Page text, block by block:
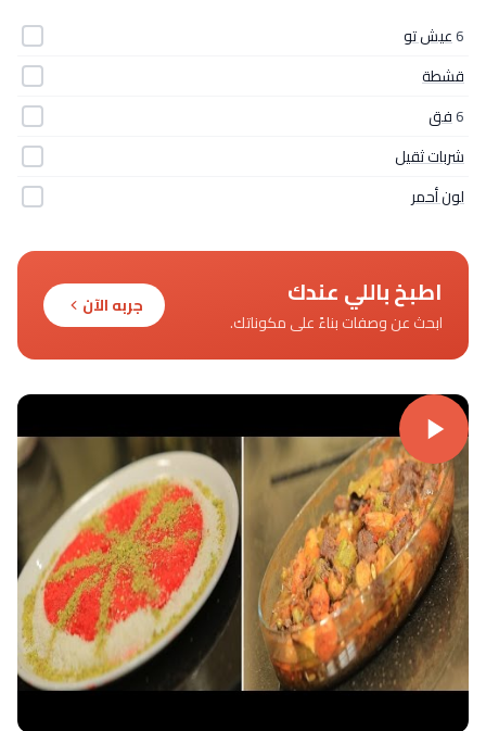
6عيش تو
قشطة
6فق
شربات ثقيل
لون أحمر
اطبخ باللي عندك
ابحث عن وصفات بناءً على مكوناتك.
جربه الآن